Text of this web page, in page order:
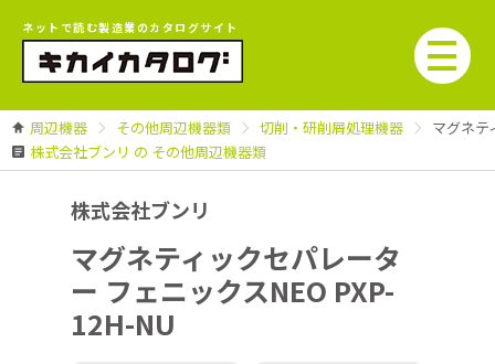
ネットで読む製造業のカタログサイト
周辺機器 その他周辺機器類 切削・研削屑処理機器
マグネテ
株式会社ブンリ の その他周辺機器類
株式会社ブンリ
マグネティックセパレータ
ー フェニックスNEO PXP-
12H-NU